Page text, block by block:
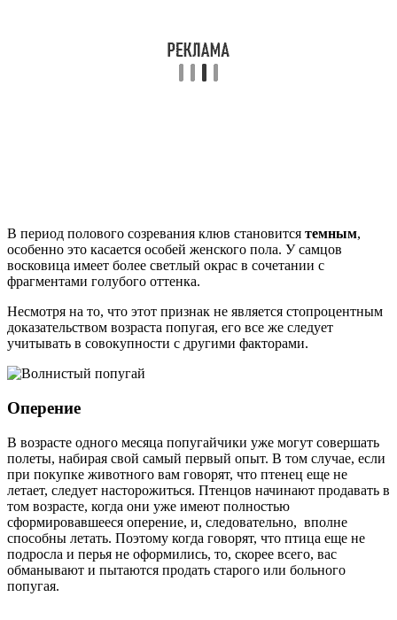
В период полового созревания клюв становится темным,
особенно это касается особей женского пола. У самцов
восковица имеет более светлый окрас в сочетании с
фрагментами голубого оттенка.
Несмотря на то, что этот признак не является стопроцентным
доказательством возраста попугая, его все же следует
учитывать в совокупности с другими факторами.
Оперение
В возрасте одного месяца попугайчики уже могут совершать
полеты, набирая свой самый первый опыт. В том случае, если
при покупке животного вам говорят, что птенец еще не
летает, следует насторожиться. Птенцов начинают продавать в
том возрасте, когда они уже имеют полностью
сформировавшееся оперение, и, следовательно, вполне
способны летать. Поэтому когда говорят, что птица еще не
подросла и перья не оформились, то, скорее всего, вас
обманывают и пытаются продать старого или больного
попугая.